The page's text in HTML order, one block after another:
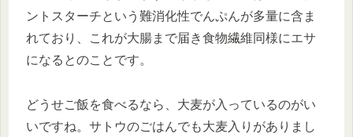
ントスターチという難消化性でんぷんが多量に含ま
れており、これが大腸まで届き食物繊維同様にエサ
になるとのことです。
どうせご飯を食べるなら、大麦が入っているのがい
いですね。サトウのごはんでも大麦入りがありまし